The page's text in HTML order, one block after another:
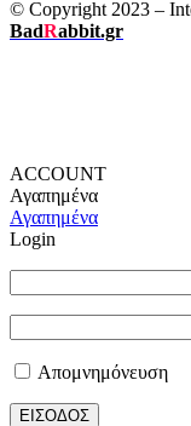
© Copyright 2023 –
BadRabbit.gr
ACCOUNT
Αγαπημένα
Αγαπημένα
Login
Απομνημόνευση
ΕΙΣΟΔΟΣ